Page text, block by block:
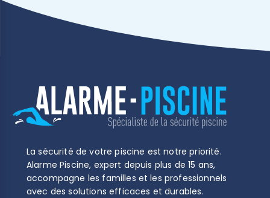
La sécurité de votre piscine est notre priorité.
Alarme Piscine, expert depuis plus de 15 ans,
accompagne les familles et les professionnels
avec des solutions efficaces et durables.